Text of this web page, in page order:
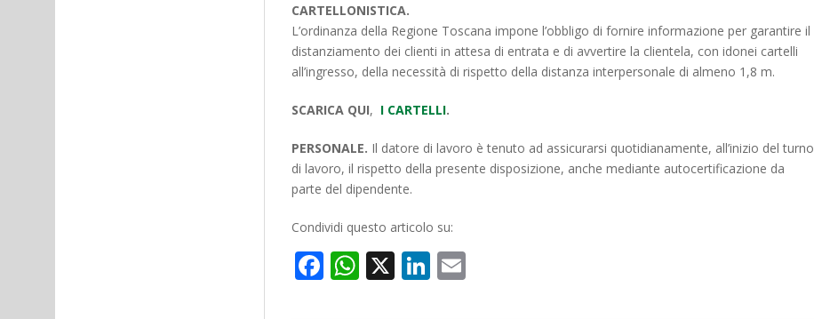
CARTELLONISTICA.
L’ordinanza della Regione Toscana impone l’obbligo di fornire informazione per garantire il
distanziamento dei clienti in attesa di entrata e di avvertire la clientela, con idonei cartelli
all’ingresso, della necessità di rispetto della distanza interpersonale di almeno 1,8 m.
SCARICA QUI, I CARTELLI.
PERSONALE. Il datore di lavoro è tenuto ad assicurarsi quotidianamente, all’inizio del turno
di lavoro, il rispetto della presente disposizione, anche mediante autocertificazione da
parte del dipendente.
Condividi questo articolo su:
Facebook
WhatsApp
X LinkedIn